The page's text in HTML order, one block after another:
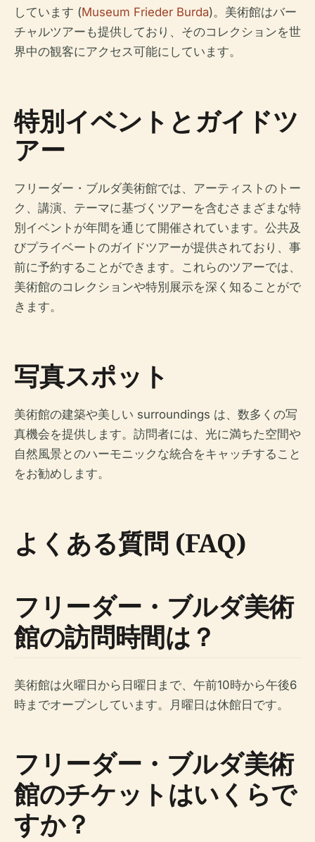
しています (Museum Frieder Burda)。美術館はバー
チャルツアーも提供しており、そのコレクションを世
界中の観客にアクセス可能にしています。
特別イベントとガイドツ
アー
フリーダー・ブルダ美術館では、アーティストのトー
ク、講演、テーマに基づくツアーを含むさまざまな特
別イベントが年間を通じて開催されています。公共及
びプライベートのガイドツアーが提供されており、事
前に予約することができます。これらのツアーでは、
美術館のコレクションや特別展示を深く知ることがで
きます。
写真スポット
美術館の建築や美しい surroundings は、数多くの写
真機会を提供します。訪問者には、光に満ちた空間や
自然風景とのハーモニックな統合をキャッチすること
をお勧めします。
よくある質問 (FAQ)
フリーダー・ブルダ美術
館の訪問時間は？
美術館は火曜日から日曜日まで、午前10時から午後6
時までオープンしています。月曜日は休館日です。
フリーダー・ブルダ美術
館のチケットはいくらで
すか？